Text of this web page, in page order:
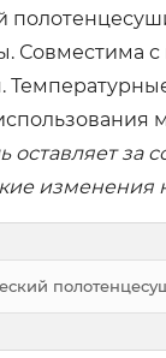
Совместима
оставляет за